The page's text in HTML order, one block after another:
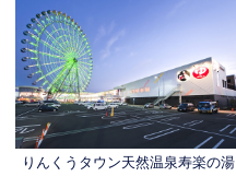
りんくうタウン天然温泉寿楽の湯